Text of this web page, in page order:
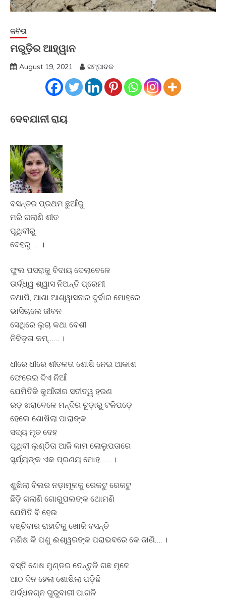
କବିତା
ମରୁଡ଼ିର ଆହ୍ୱାନ
August 19, 2021 ସମ୍ପାଦକ
ଦେବଯାନୀ ରାୟ
ବସନ୍ତର ପ୍ରଥମ ଛୁଆଁରୁ
ମରି ଗଲାଣି ଶୀତ
ପୃଥିବୀରୁ
ଦେହରୁ….. ।
ଫୁଲ ପସରାକୁ ବିଦାୟ ଦେଲାବେଳେ
ଉର୍ଦ୍ଧ୍ୱ ଶ୍ୱାସ ନିଅନ୍ତି ପ୍ରେମୀ
ତଥାପି, ଆଶା ଆଶ୍ୱାସନାର ଦୁର୍ବାର ମୋହରେ
ଭାସିଚାଲେ ଜୀବନ
ସେଥିରେ ଲୁଚା କଥା ବେଶୀ
ନିବିଡ଼ତା କମ୍‌…… ।
ଧୀରେ ଧୀରେ ଶୀତଳତା ଶୋଷି ନେଇ ଆକାଶ
ଫେରେଇ ଦିଏ ନିଆଁ
ଯେମିତିକି କୁଆଁରୀର ସତୀତ୍ୱ ହରଣ
ରଡ଼ ଖରାବେଳେ ମନ୍ଦିର ଚୂଡ଼ାରୁ ଟଳିପଡ଼େ
ହେଲେ ଶୋଷିଲା ପାରାଙ୍କ
ସଦ୍ୟ ମୃତ ଦେହ
ପୃଥିବୀ ଲୁଣ୍ଠିତା ଆଜି କାମ ଲୋଲୁପତାରେ
ସୂର୍ଯ୍ୟଙ୍କ ଏକ ପ୍ରଣୟ ମୋହ…… ।
ଶୁଖିଲା ବିଲର ନଡ଼ାମୂଳକୁ ରେକଟୁ ରେକଟୁ
ଛିଡ଼ି ଗଲାଣି ଗୋରୁପଲଙ୍କ ଥୋମଣି
ଯେମିତି ବି ହେଉ
ବଞ୍ଚିବାର ରାହାଟିକୁ ଖୋଜି ବସନ୍ତି
ମଣିଷ କି ପଶୁ ଈଶ୍ୱରଙ୍କ ପରାଭବରେ କେ ଜାଣି…. ।
ବସ୍ତି ଶେଷ ମୁଣ୍ଡର ତେନ୍ତୁଳି ଗଛ ମୂଳେ
ଆଠ ଦିନ ହେଲା ଶୋଷିଲା ପଡ଼ିଛି
ଅର୍ଦ୍ଧନଗ୍ନ ଗୁରୁବାରୀ ପାଗଳି